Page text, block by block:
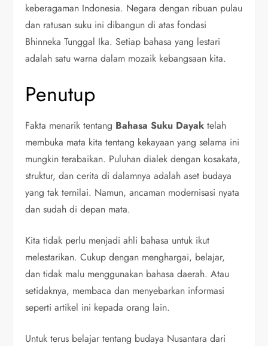
keberagaman Indonesia. Negara dengan ribuan pulau
dan ratusan suku ini dibangun di atas fondasi
Bhinneka Tunggal Ika. Setiap bahasa yang lestari
adalah satu warna dalam mozaik kebangsaan kita.
Penutup
Fakta menarik tentang Bahasa Suku Dayak telah
membuka mata kita tentang kekayaan yang selama ini
mungkin terabaikan. Puluhan dialek dengan kosakata,
struktur, dan cerita di dalamnya adalah aset budaya
yang tak ternilai. Namun, ancaman modernisasi nyata
dan sudah di depan mata.
Kita tidak perlu menjadi ahli bahasa untuk ikut
melestarikan. Cukup dengan menghargai, belajar,
dan tidak malu menggunakan bahasa daerah. Atau
setidaknya, membaca dan menyebarkan informasi
seperti artikel ini kepada orang lain.
Untuk terus belajar tentang budaya Nusantara dari